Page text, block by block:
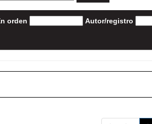
orden Autor/registro